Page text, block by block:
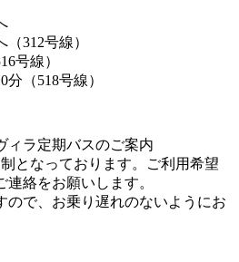
312号線）
号線）
（518号線）
ィラ定期バスのご案内
となっております。ご利用希望
連絡をお願いします。
ので、お乗り遅れのないようにお